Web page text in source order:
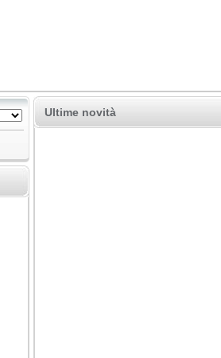
Ultime novità